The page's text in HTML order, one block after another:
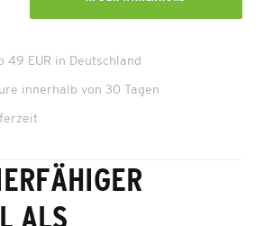
49 EUR in Deutschland
innerhalb von 30 Tagen
ALS